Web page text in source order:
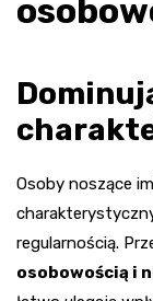
Osoby noszące
regularnością.
osobowością i